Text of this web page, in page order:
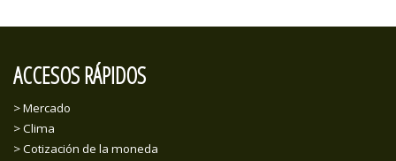
ACCESOS RÁPIDOS
> Mercado
> Clima
> Cotización de la moneda